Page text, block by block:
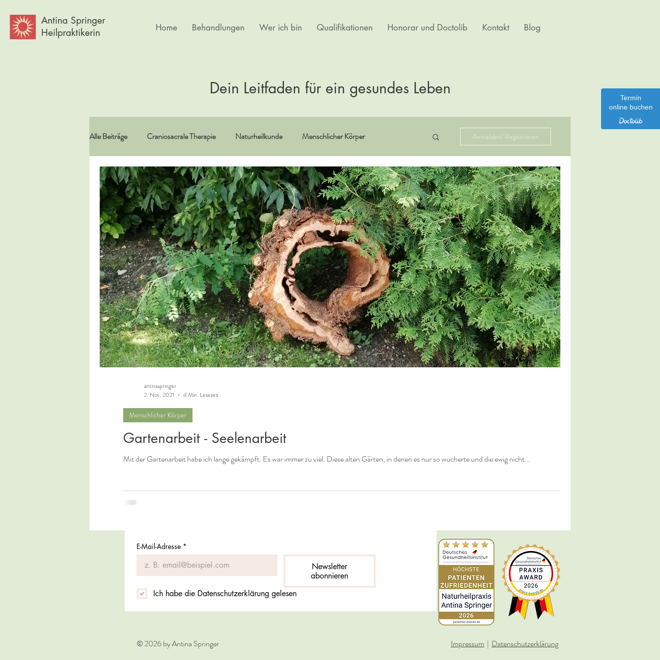
Termin
online buchen
Antina Springer
Heilpraktikerin
Home Behandlungen Wer ich bin Qualifikationen Honorar und Doctolib Kontakt Blog
Dein Leitfaden für ein gesundes Leben
Alle Beiträge Craniosacrale Therapie Naturheilkunde Menschlicher Körper
Vitamine/Spurenelemente Spiritualität Erfahrungsberichte Buchempfehlungen
Psychlogie Frauen Körpertherapie Kultur
Anmelden/ Registrieren
Gartenarbeit - Seelenarbeit
Mit der Gartenarbeit habe ich lange gekämpft. Es war immer zu viel. Diese alten Gärten, in denen es nur so wucherte und die ewig nicht...
Menschlicher Körper
antinaspringer
2. Nov. 2021
4 Min. Lesezeit
E-Mail-Adresse *
Newsletter
abonnieren
Ich habe die Datenschutzerklärung gelesen
© 2026 by Antina Springer Impressum | Datenschutzerklärung